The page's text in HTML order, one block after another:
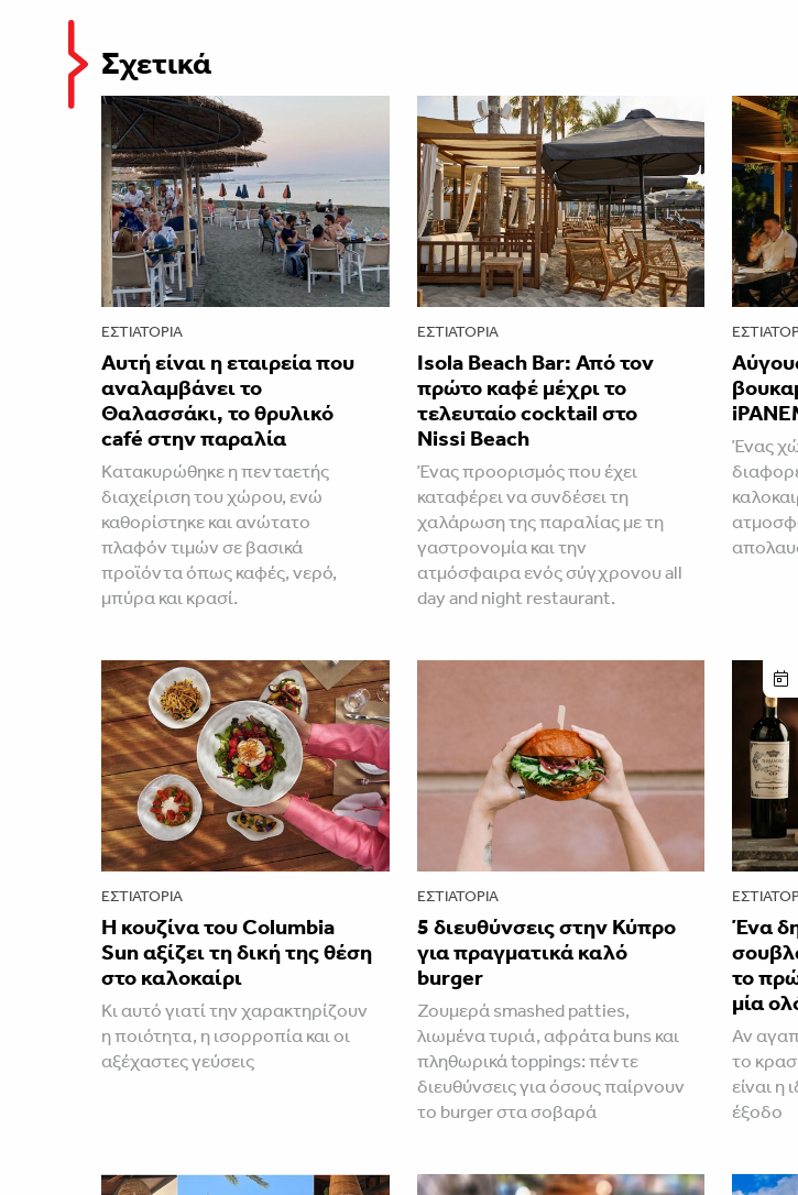
Σχετικά
ΕΣΤΙΑΤΌΡΙΑ
Αυτή είναι η εταιρεία που
αναλαμβάνει το
Θαλασσάκι, το θρυλικό
café στην παραλία
Κατακυρώθηκε η πενταετής
διαχείριση του χώρου, ενώ
καθορίστηκε και ανώτατο
πλαφόν τιμών σε βασικά
προϊόντα όπως καφές, νερό,
μπύρα και κρασί.
ΕΣΤΙΑΤΌΡΙΑ
Isola Beach Bar: Από τον
πρώτο καφέ μέχρι το
τελευταίο cocktail στο
Nissi Beach
Ένας προορισμός που έχει
καταφέρει να συνδέσει τη
χαλάρωση της παραλίας με τη
γαστρονομία και την
ατμόσφαιρα ενός σύγχρονου all
day and night restaurant.
Ένας
ΕΣΤΙΑΤΌΡΙΑ
Η κουζίνα του Columbia
Sun αξίζει τη δική της θέση
στο καλοκαίρι
Κι αυτό γιατί την χαρακτηρίζουν
η ποιότητα, η ισορροπία και οι
αξέχαστες γεύσεις
ΕΣΤΙΑΤΌΡΙΑ
5 διευθύνσεις στην Κύπρο
για πραγματικά καλό
burger
Ζουμερά smashed patties,
λιωμένα τυριά, αφράτα buns και
πληθωρικά toppings: πέντε
διευθύνσεις για όσους παίρνουν
το burger στα σοβαρά
Ένα
το
μία
Αν
το
είναι η
έξοδο